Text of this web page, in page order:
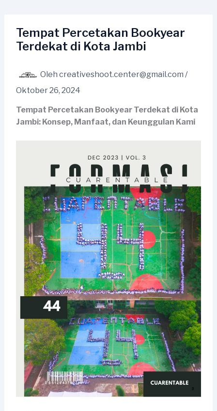
kontenTempat Percetakan Bookyear
Terdekat di Kota Jambi
Oleh creativeshoot.center@gmail.com /
Oktober 26, 2024
Tempat Percetakan Bookyear Terdekat di Kota
Jambi: Konsep, Manfaat, dan Keunggulan Kami